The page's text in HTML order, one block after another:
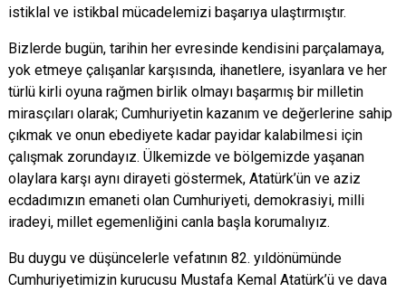
istiklal ve istikbal mücadelemizi başarıya ulaştırmıştır.
Bizlerde bugün, tarihin her evresinde kendisini parçalamaya,
yok etmeye çalışanlar karşısında, ihanetlere, isyanlara ve her
türlü kirli oyuna rağmen birlik olmayı başarmış bir milletin
mirasçıları olarak; Cumhuriyetin kazanım ve değerlerine sahip
çıkmak ve onun ebediyete kadar payidar kalabilmesi için
çalışmak zorundayız. Ülkemizde ve bölgemizde yaşanan
olaylara karşı aynı dirayeti göstermek, Atatürk’ün ve aziz
ecdadımızın emaneti olan Cumhuriyeti, demokrasiyi, milli
iradeyi, millet egemenliğini canla başla korumalıyız.
Bu duygu ve düşüncelerle vefatının 82. yıldönümünde
Cumhuriyetimizin kurucusu Mustafa Kemal Atatürk’ü ve dava